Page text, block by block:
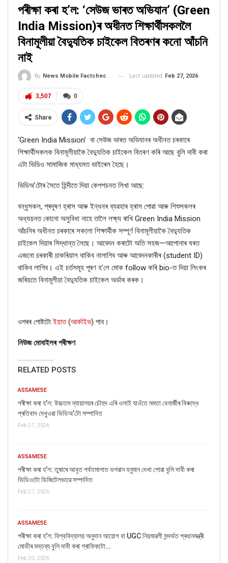
পৰীক্ষা কৰা হ’ল: ‘সেউজ ভাৰত অভিযান’ (Green
India Mission)ৰ অধীনত শিক্ষাৰ্থীসকললৈ
বিনামূলীয়া বৈদ্যুতিক চাইকেল বিতৰণৰ কনো আঁচনি
নাই
By News Mobile Factcheck Bureau Last updated Feb 27, 2026
0
3,507
Share
‘Green India Mission’ বা সেউজ ভাৰত অভিযানৰ অধীনতচৰকাৰে
শিক্ষাৰ্থীসকলক বিনামূলীয়াকৈ বৈদ্যুতিক চাইকেল বিতৰণ কৰি আছে বুলি দাবী কৰা
এটা ভিডিও সামাজিক মাধ্যমত ভাইৰেল হৈছে।
ভিডিঅ’টোৰ সৈতে হিন্দীতে দিয়া কেপশচনত লিখা আছে:
বন্ধুসকল, প্ৰদূষণ হ্ৰাস আৰু ইন্ধনৰ ব্যৱহাৰ হ্ৰাস পোৱা আৰু শিশুসকলৰ
অধ্যয়নত কোনো অসুবিধা নাহে তালৈ লক্ষ্য ৰাখি Green India Mission
আঁচনিৰ অধীনত চৰকাৰে সকলো শিক্ষাৰ্থীক সম্পূৰ্ণ বিনামূলীয়াকৈ বৈদ্যুতিক
চাইকেল দিয়াৰ সিদ্ধান্ত লৈছে। আবেদন কৰাটো অতি সহজ—আপোনাৰ ঘৰত
এজনো চৰকাৰী চাকৰিয়াল থাকিব নালাগিব আৰু আবেদনকাৰীৰ (student ID)
থাকিব লাগিব। এই চর্তসমূহ পূৰণ হ’লে মোক follow কৰি bio-ত দিয়া লিংকৰ
জৰিয়তে বিনামূলীয়া বৈদ্যুতিক চাইকেল অৰ্ডাৰ কৰক।
ওপৰৰ পোষ্টটো ইয়াত(আৰ্কাইভ) পাব।
নিউজ মোবাইলৰ পৰীক্ষণ
RELATED POSTS
ASSAMESE
পৰীক্ষা কৰা হ’ল: উচ্চতম ন্যায়ালয়ৰ চৌহদ এৰি ওলাই যাওঁতে মমতা বেনাৰ্জীৰ বিৰুদ্ধে
প্ৰতিবাদ দেখুওৱা ভিডিঅ’টো সম্পাদিত
Feb 27, 2026
ASSAMESE
পৰীক্ষা কৰা হ’ল: তুষাৰে আবৃত পৰ্বতমালাত ভগৱান হনুমান দেখা পোৱা বুলি দাবী কৰা
ভিডিওটো ডিজিটেলভাৱে সম্পাদিত
Feb 27, 2026
ASSAMESE
পৰীক্ষা কৰা হ’ল: বিশ্ববিদ্যালয় অনুদান আয়োগ বা UGC নিয়মাৱলী সন্দৰ্ভত প্ৰধানমন্ত্ৰী
মোডীৰ মন্তব্য বুলি দাবী কৰা গ্ৰাফিকটো…
Feb 20, 2026